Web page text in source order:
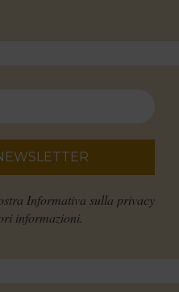
Informativa sulla privacy
informazioni.